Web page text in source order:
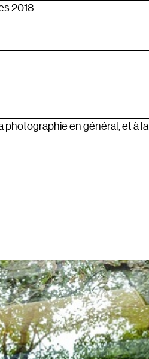
2018
photographie en général, et à la